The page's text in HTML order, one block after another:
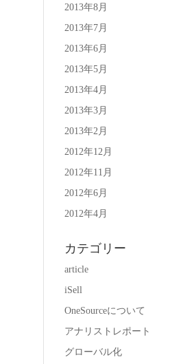
2013年8月
2013年7月
2013年6月
2013年5月
2013年4月
2013年3月
2013年2月
2012年12月
2012年11月
2012年6月
2012年4月
カテゴリー
article
iSell
OneSourceについて
アナリストレポート
グローバル化